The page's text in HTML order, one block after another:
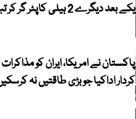
یکے بعد دیگرے 2 ہیلی کاپٹر گر کر تباہ؛ متعدد ہلاکتیں
پاکستان نے امریکا، ایران کو
کردار اداکیا جو بڑی طاقتیں نہ